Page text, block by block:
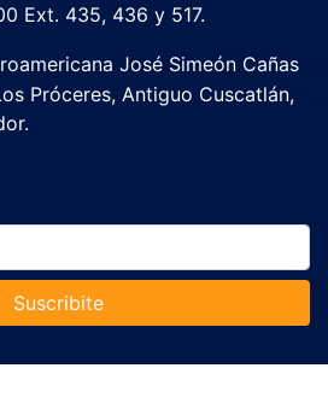
Ext. 435, 436 y 517.
José Simeón Cañas
Próceres, Antiguo Cuscatlán,
El Salvador.
Suscribite